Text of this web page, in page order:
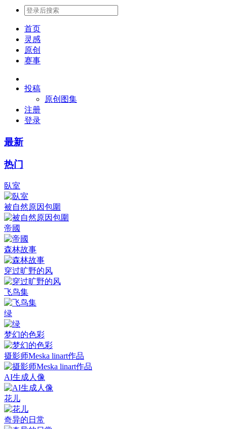
首页
灵感
原创
赛事
投稿
原创图集
注册
登录
最新
热门
臥室
被自然原因包圍
帝國
森林故事
​穿过旷野的风
飞鸟集
绿
梦幻的色彩
摄影师Meska linart作品
AI生成人像
花儿
奇异的日常